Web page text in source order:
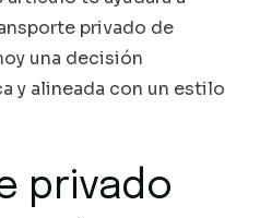
privado de
una decisión
y alineada con un estilo
privado